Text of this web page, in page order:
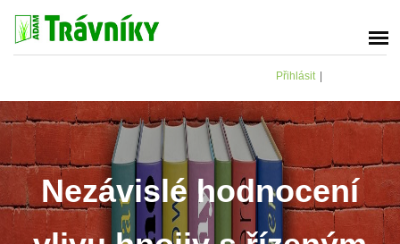
Přihlásit |
Nezávislé hodnocení